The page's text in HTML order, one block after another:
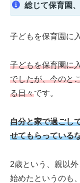
総じて保育園
子どもを保育園に
子どもを保育園に
でしたが、今のと
る日々です。
自分と家で過ごし
せてもらっている
2歳という、親以
始めたというのも